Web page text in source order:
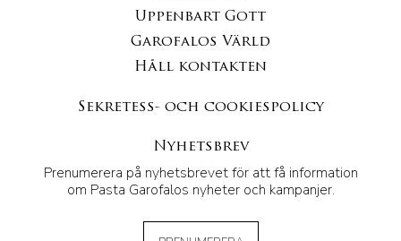
Uppenbart Gott
Garofalos Värld
Håll kontakten
Sekretess- och cookiespolicy
Nyhetsbrev
Prenumerera på nyhetsbrevet för att få information
om Pasta Garofalos nyheter och kampanjer.